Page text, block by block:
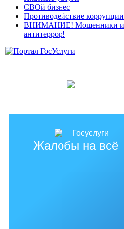
СВОй бизнес
Противодействие коррупции
ВНИМАНИЕ! Мошенники и
антитеррор!
Жалобы на всё